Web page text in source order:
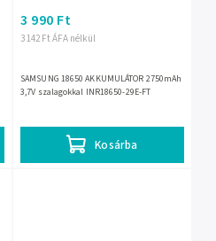
3 142 Ft ÁFA nélkül
3 990 Ft
Kosárba
SAMSUNG 18650 AKKUMULÁTOR 2750mAh
3,7V szalagokkal INR18650-29E-FT